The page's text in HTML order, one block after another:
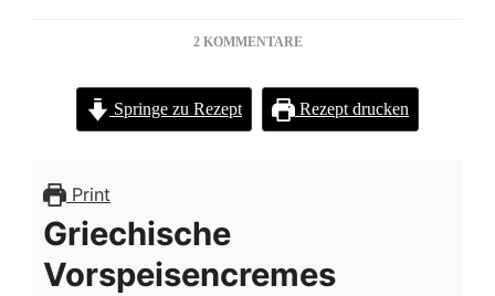
2 KOMMENTAREZU
VORSPEISENCREMES
Springe zu Rezept Rezept drucken
Print
Griechische
Vorspeisencremes